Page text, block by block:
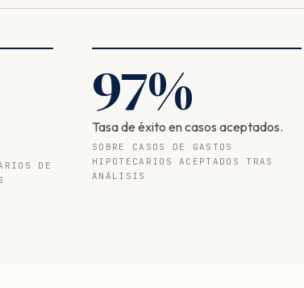
DE
97%
Tasa de éxito en casos aceptados.
SOBRE CASOS DE GASTOS
HIPOTECARIOS ACEPTADOS TRAS
ANÁLISIS